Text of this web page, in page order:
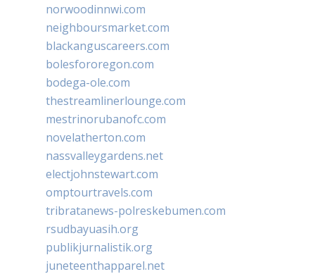
norwoodinnwi.com
neighboursmarket.com
blackanguscareers.com
bolesfororegon.com
bodega-ole.com
thestreamlinerlounge.com
mestrinorubanofc.com
novelatherton.com
nassvalleygardens.net
electjohnstewart.com
omptourtravels.com
tribratanews-polreskebumen.com
rsudbayuasih.org
publikjurnalistik.org
juneteenthapparel.net